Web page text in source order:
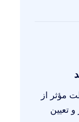
مؤثر از
تعیین